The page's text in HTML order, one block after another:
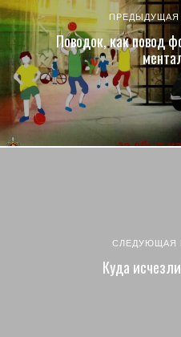
ПРЕДЫДУЩАЯ
Поводок, как повод
СЛЕДУЮЩАЯ
Куда